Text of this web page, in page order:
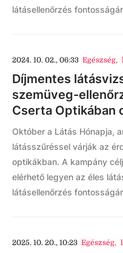
látásellenőrzés
2024. 10. 02., 06:33 Egészség,
Díjmentes
szemüveg-
Cserta Optikában
Október a Látás Hónapja,
látásszűréssel várják az
optikákban. A kampány
elérhető legyen az éles
látásellenőrzés
2025. 10. 20., 10:23 Egészség,